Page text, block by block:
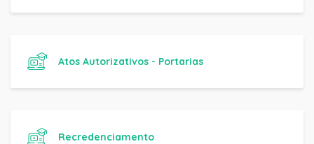
Atos Autorizativos - Portarias
Recredenciamento